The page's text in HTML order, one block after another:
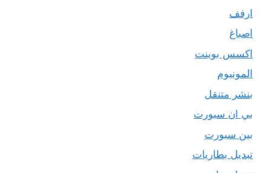
ارفف
اصباغ
اكسس بوينت
المونيوم
بنشر متنقل
بي ان سبورت
بين سبورت
تبديل بطاريات